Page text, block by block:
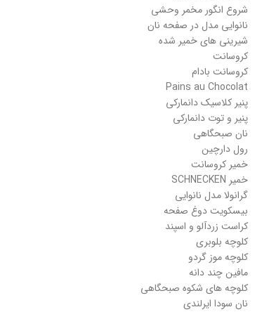
شروع انگور مخمر وحشی
نانوایی مدل در صفحه نان
شیرینی های خمیر شده
کروسانت
کروسانت بادام
Pains au Chocolat
پنیر کلاسیک دانمارکی
پنیر و توت دانمارکی
نان صبحگاهی
رول دارچین
خمیر کروسانت
خمیر SCHNECKEN
گرانولا مدل نانوایی
بیسکویت دوغ صفحه
کراست زردآلو و اسپند
کلوچه بلوبری
کلوچه موز گردو
مافین چند دانه
کلوچه های شکوه صبحگاهی
نان سودا ایرلندی